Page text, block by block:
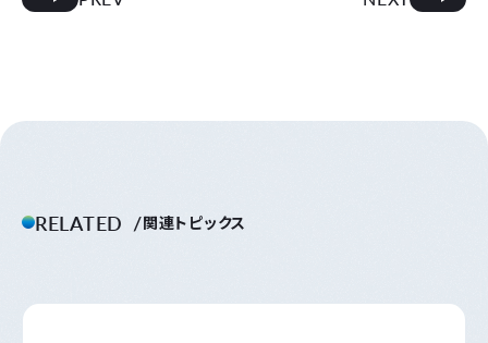
RELATED 関連トピックス